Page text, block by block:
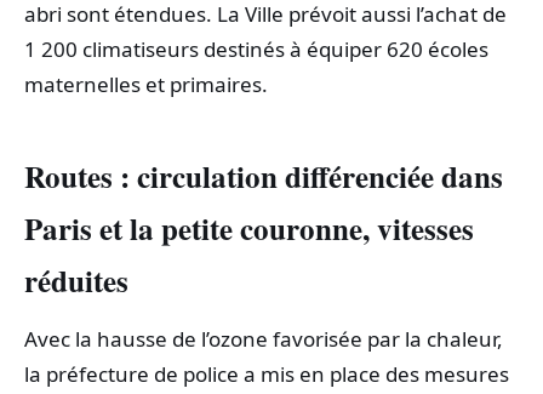
abri sont étendues. La Ville prévoit aussi l’achat de
1 200 climatiseurs destinés à équiper 620 écoles
maternelles et primaires.
Routes : circulation différenciée dans
Paris et la petite couronne, vitesses
réduites
Avec la hausse de l’ozone favorisée par la chaleur,
la préfecture de police a mis en place des mesures